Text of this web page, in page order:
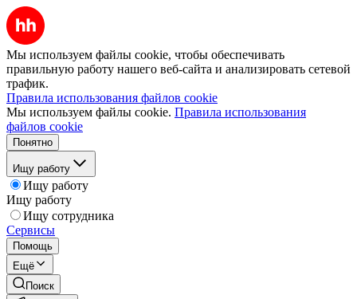
Мы используем файлы cookie, чтобы обеспечивать
правильную работу нашего веб-сайта и анализировать сетевой
трафик.
Правила использования файлов cookie
Мы используем файлы cookie. Правила использования
файлов cookie
Понятно
Ищу работу
Ищу работу
Ищу работу
Ищу сотрудника
Сервисы
Помощь
Ещё
Поиск